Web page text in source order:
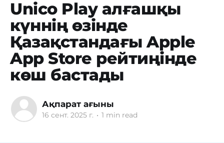
Unico Play алғашқы
күннің өзінде
Қазақстандағы Apple
App Store рейтиңінде
көш бастады
Ақпарат ағыны
16 сент. 2025 г. • 1 min read